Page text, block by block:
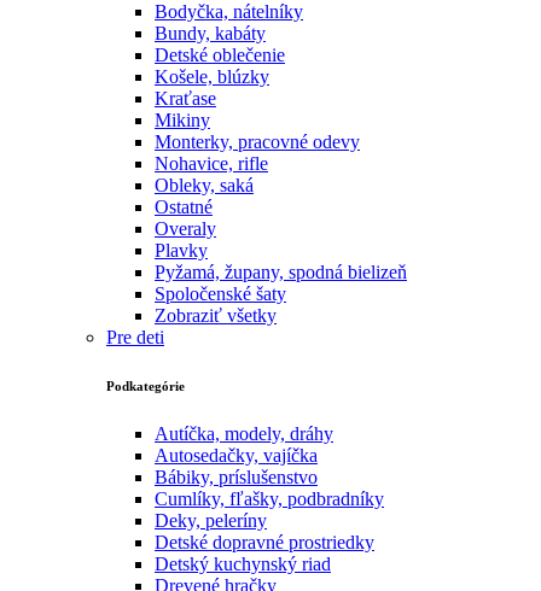
Bodyčka, nátelníky
Bundy, kabáty
Detské oblečenie
Košele, blúzky
Kraťase
Mikiny
Monterky, pracovné odevy
Nohavice, rifle
Obleky, saká
Ostatné
Overaly
Plavky
Pyžamá, župany, spodná bielizeň
Spoločenské šaty
Zobraziť všetky
Pre deti
Podkategórie
Autíčka, modely, dráhy
Autosedačky, vajíčka
Bábiky, príslušenstvo
Cumlíky, fľašky, podbradníky
Deky, peleríny
Detské dopravné prostriedky
Detský kuchynský riad
Drevené hračky